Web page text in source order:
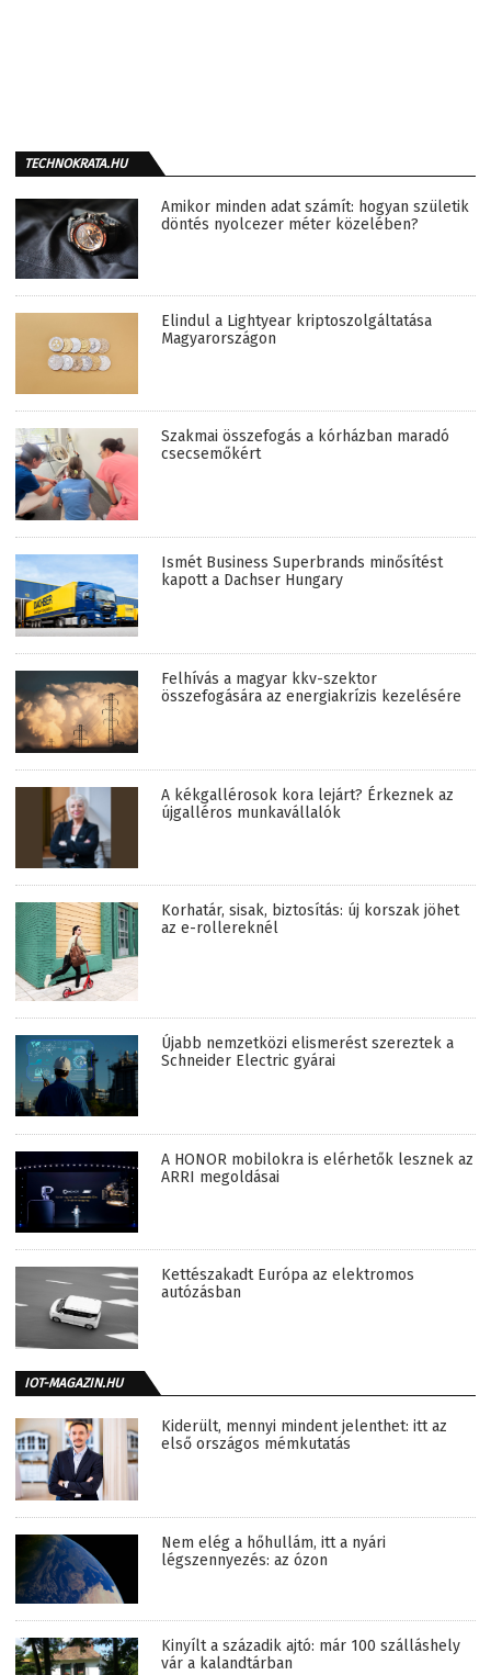
TECHNOKRATA.HU
Amikor minden adat számít: hogyan születik
döntés nyolcezer méter közelében?
Elindul a Lightyear kriptoszolgáltatása
Magyarországon
Szakmai összefogás a kórházban maradó
csecsemőkért
Ismét Business Superbrands minősítést
kapott a Dachser Hungary
Felhívás a magyar kkv-szektor
összefogására az energiakrízis kezelésére
A kékgallérosok kora lejárt? Érkeznek az
újgalléros munkavállalók
Korhatár, sisak, biztosítás: új korszak jöhet
az e-rollereknél
Újabb nemzetközi elismerést szereztek a
Schneider Electric gyárai
A HONOR mobilokra is elérhetők lesznek az
ARRI megoldásai
Kettészakadt Európa az elektromos
autózásban
IOT-MAGAZIN.HU
Kiderült, mennyi mindent jelenthet: itt az
első országos mémkutatás
Nem elég a hőhullám, itt a nyári
légszennyezés: az ózon
Kinyílt a századik ajtó: már 100 szálláshely
vár a kalandtárban